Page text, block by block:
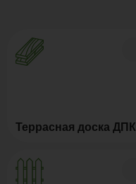
Террасная доска ДПК